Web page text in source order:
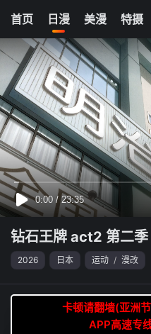
首页 日漫 美漫 特摄
我的观影记录
钻石王牌 act2
清空
钻石王牌 act2 第二季
2026 日本 运动 / 漫改
卡顿请翻墙(亚洲
APP高速专